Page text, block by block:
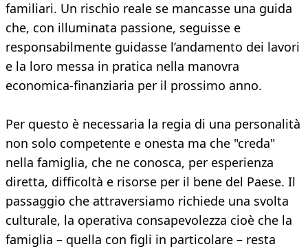
familiari. Un rischio reale se mancasse una guida
che, con illuminata passione, seguisse e
responsabilmente guidasse l’andamento dei lavori
e la loro messa in pratica nella manovra
economica-finanziaria per il prossimo anno.
Per questo è necessaria la regia di una personalità
non solo competente e onesta ma che "creda"
nella famiglia, che ne conosca, per esperienza
diretta, difficoltà e risorse per il bene del Paese. Il
passaggio che attraversiamo richiede una svolta
culturale, la operativa consapevolezza cioè che la
famiglia – quella con figli in particolare – resta